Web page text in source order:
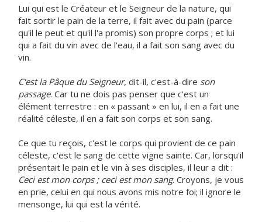
Lui qui est le Créateur et le Seigneur de la nature, qui
fait sortir le pain de la terre, il fait avec du pain (parce
qu'il le peut et qu'il l'a promis) son propre corps ; et lui
qui a fait du vin avec de l'eau, il a fait son sang avec du
vin.
C'est la Pâque du Seigneur, dit-il, c'est-à-dire son
passage. Car tu ne dois pas penser que c'est un
élément terrestre : en « passant » en lui, il en a fait une
réalité céleste, il en a fait son corps et son sang.
Ce que tu reçois, c'est le corps qui provient de ce pain
céleste, c'est le sang de cette vigne sainte. Car, lorsqu'il
présentait le pain et le vin à ses disciples, il leur a dit :
Ceci est mon corps ; ceci est mon sang. Croyons, je vous
en prie, celui en qui nous avons mis notre foi; il ignore le
mensonge, lui qui est la vérité.